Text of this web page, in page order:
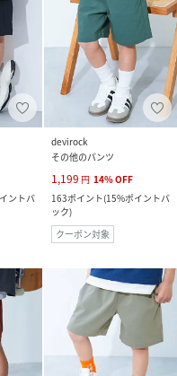
ントバ
devirock
その他のパンツ
1,199 円 14%OFF
163ポイント(15%ポイントバ
ック)
クーポン対象